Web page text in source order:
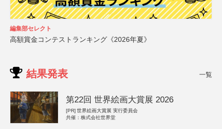
編集部セレクト
高額賞金コンテストランキング《2026年夏》
結果発表 一覧
第22回 世界絵画大賞展 2026
[PR] 世界絵画大賞展 実行委員会
共催：株式会社世界堂